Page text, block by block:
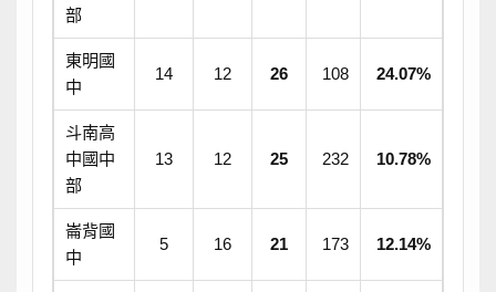
部
東明國
中
14 12 26 108 24.07%
斗南高
中國中
部
13 12 25 232 10.78%
崙背國
中
5 16 21 173 12.14%